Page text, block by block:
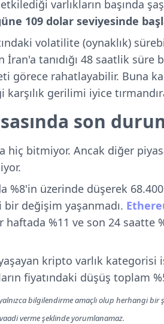
varlıkların başında
109 dolar seviyesinde
volatilite (oynaklık)
İran'a tanıdığı 48 saatlik
görece rahatlayabilir. Buna
gerilimi iyice
son
hiç bitmiyor. Ancak diğer
%8'in üzerinde düşerek
bir değişim yaşanmadı.
haftada %11 ve son 24 saatte
kripto varlık kategorisi
fiyatındaki düşüş toplam
bilgilendirme amaçlı olup herhangi bir
verme şeklinde yorumlanamaz.